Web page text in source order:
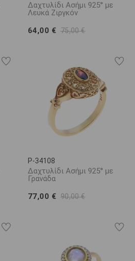
Δαχτυλίδι Ασήμι 925° με
Λευκά Ζιργκόν
64,00 € 75,00 €
P-34108
Δαχτυλίδι Ασήμι 925° με
Γρανάδα
77,00 € 90,00 €